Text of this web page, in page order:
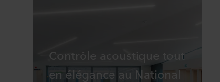
Contrôle acoustique tout
en élégance au National